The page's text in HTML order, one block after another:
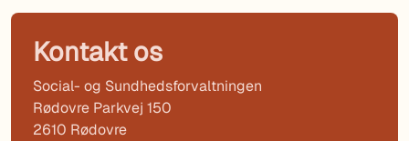
Kontakt os
Social- og Sundhedsforvaltningen
Rødovre Parkvej 150
2610 Rødovre